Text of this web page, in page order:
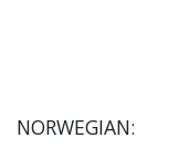
NORWEGIAN: